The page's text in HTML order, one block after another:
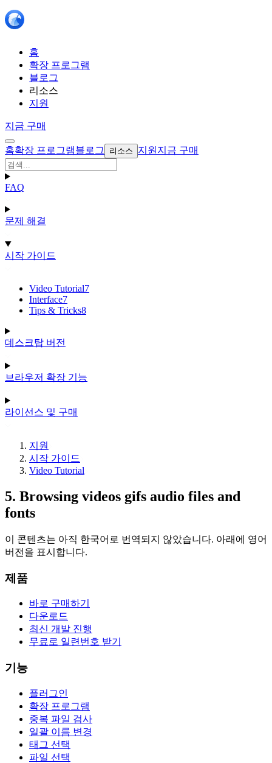
홈
확장 프로그램
블로그
리소스
지원
지금 구매
홈확장 프로그램블로그 리소스 지원 지금 구매
FAQ
문제 해결
시작 가이드
Video Tutorial7
Interface7
Tips & Tricks8
데스크탑 버전
브라우저 확장 기능
라이선스 및 구매
지원
시작 가이드
Video Tutorial
5. Browsing videos gifs audio files and
fonts
이 콘텐츠는 아직 한국어로 번역되지 않았습니다. 아래에 영어
버전을 표시합니다.
제품
바로 구매하기
다운로드
최신 개발 진행
무료로 일련번호 받기
기능
플러그인
확장 프로그램
중복 파일 검사
일괄 이름 변경
태그 선택
파일 선택